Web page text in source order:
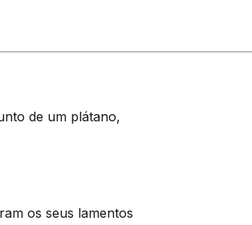
de um plátano,
os seus lamentos